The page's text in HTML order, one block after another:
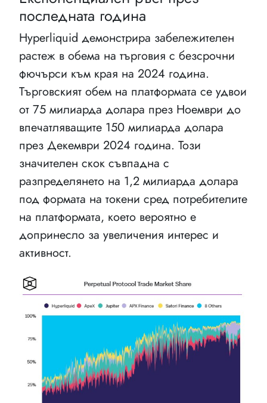
последната година
Hyperliquid демонстрира забележителен
растеж в обема на търговия с безсрочни
фючърси към края на 2024 година.
Търговският обем на платформата се удвои
от 75 милиарда долара през Ноември до
впечатляващите 150 милиарда долара
през Декември 2024 година. Този
значителен скок съвпадна с
разпределянето на 1,2 милиарда долара
под формата на токени сред потребителите
на платформата, което вероятно е
допринесло за увеличения интерес и
активност.